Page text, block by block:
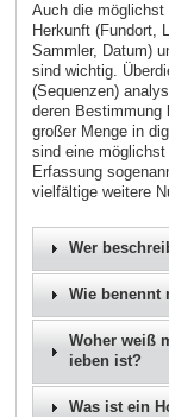
Auch die möglichst
Herkunft (Fundort,
Sammler, Datum)
sind wichtig.
(Sequenzen)
deren Bestimmung
großer Menge in
sind eine möglichst
Erfassung
vielfältige weitere
Wer
Wie benennt
Woher weiß
ieben ist?
Was ist ein